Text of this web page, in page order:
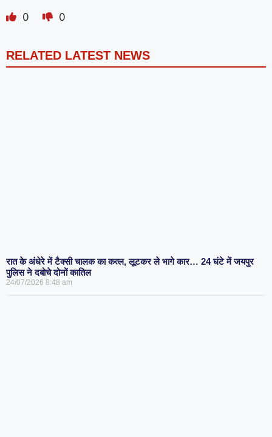
0 0
RELATED LATEST NEWS
रात के अंधेरे में टैक्सी चालक का कत्ल, लूटकर ले भागे कार… 24 घंटे में जयपुर
पुलिस ने दबोचे दोनों कातिल
24/07/2026 8:48 am